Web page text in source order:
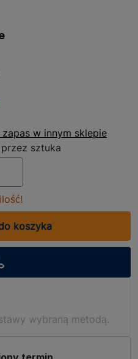
w innym sklepie
sztuka
koszyka
wybraną metodą.